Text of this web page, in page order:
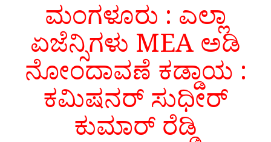
ಮಂಗಳೂರು : ಎಲ್ಲಾ
ಏಜೆನ್ಸಿಗಳು MEA ಅಡಿ
ನೋಂದಾವಣೆ ಕಡ್ಡಾಯ :
ಕಮಿಷನರ್ ಸುಧೀರ್
ಕುಮಾರ್ ರೆಡ್ಡಿ